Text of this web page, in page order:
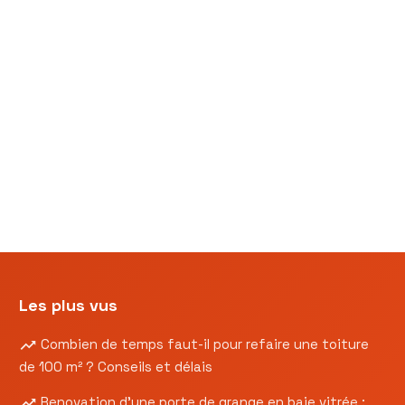
Les plus vus
Combien de temps faut-il pour refaire une toiture
de 100 m² ? Conseils et délais
Renovation d’une porte de grange en baie vitrée :